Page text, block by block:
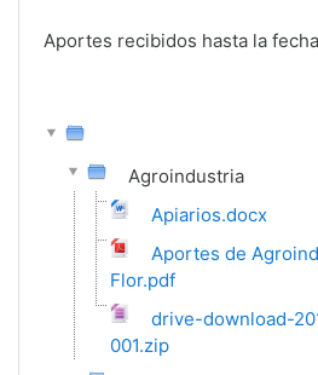
Aportes recibidos hasta la fecha
Agroindustria
Apiarios.docx
Aportes de
Flor.pdf
drive-download-
001.zip